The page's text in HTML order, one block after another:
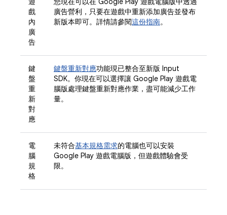
戲
內
廣
告
廣告營利，只要在遊戲中重新添加廣告並發布
新版本即可。詳情請參閱這份指南。
鍵
盤
重
新
對
應
鍵盤重新對應功能現已整合至新版 Input
SDK。你現在可以選擇讓 Google Play 遊戲電
腦版處理鍵盤重新對應作業，盡可能減少工作
量。
電
腦
規
格
未符合基本規格需求的電腦也可以安裝
Google Play 遊戲電腦版，但遊戲體驗會受
限。